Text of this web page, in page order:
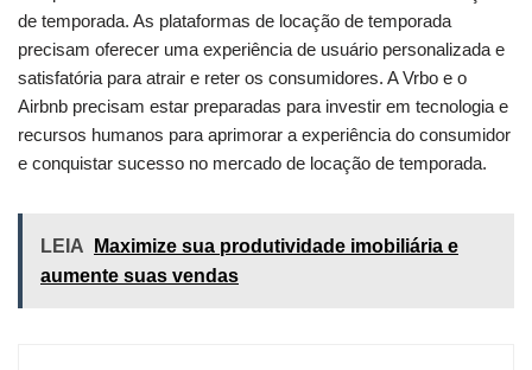
de temporada. As plataformas de locação de temporada
precisam oferecer uma experiência de usuário personalizada e
satisfatória para atrair e reter os consumidores. A Vrbo e o
Airbnb precisam estar preparadas para investir em tecnologia e
recursos humanos para aprimorar a experiência do consumidor
e conquistar sucesso no mercado de locação de temporada.
LEIA
Maximize sua produtividade imobiliária e
aumente suas vendas